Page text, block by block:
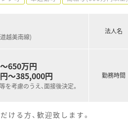
越美南線)
650万円
～385,000円
を考慮のうえ、面接後決定。
法人名
勤務時間
る方、歓迎致します。